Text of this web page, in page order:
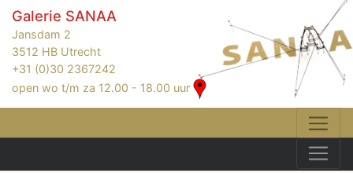
Galerie SANAA
Jansdam 2
3512 HB Utrecht
+31 (0)30 2367242
open wo t/m za 12.00 - 18.00 uur